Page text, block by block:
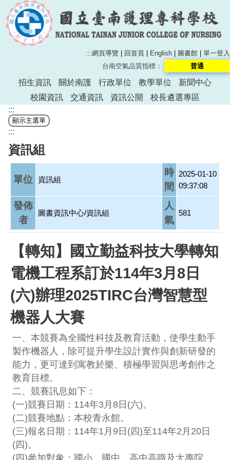
:::網頁導覽 | 回首頁 | English | 圖書館 | 單一登入
台南空氣品質指標：
普通
招生資訊 關於南護 行政單位 教學單位
新聞中心
校園資訊
交通資訊 資訊公開
校長遴選專區
:::
:::
資訊組
單位 資訊組
時
間
2025-01-10
09:37:08
發佈
者
圖書資訊中心/資訊組
人
氣
581
【轉知】國立勤益科技大學轉知
電機工程系訂於114年3月8日
(六)辦理2025TIRC台灣智慧型
機器人大賽
一、本競賽為全國性科技及教育活動，使學生動手
製作機器人，除可提升學生設計實作與創新研發的
能力，更可達到寓教於樂、積極學習與思考創作之
教育目標。
二、競賽訊息如下：
(一)競賽日期：114年3月8日(六)。
(二)競賽地點：本校青永館。
(三)報名日期：114年1月9日(四)至114年2月20日
(四)。
(四)參加對象：國小、國中、高中高職及大專院